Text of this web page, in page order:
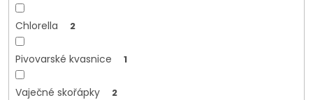
Chlorella 2
Pivovarské kvasnice 1
Vaječné skořápky 2